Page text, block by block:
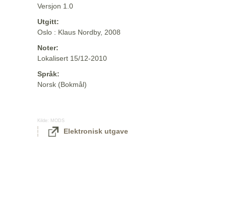
Versjon 1.0
Utgitt:
Oslo : Klaus Nordby, 2008
Noter:
Lokalisert 15/12-2010
Språk:
Norsk (Bokmål)
Kilde: MODS
Elektronisk utgave